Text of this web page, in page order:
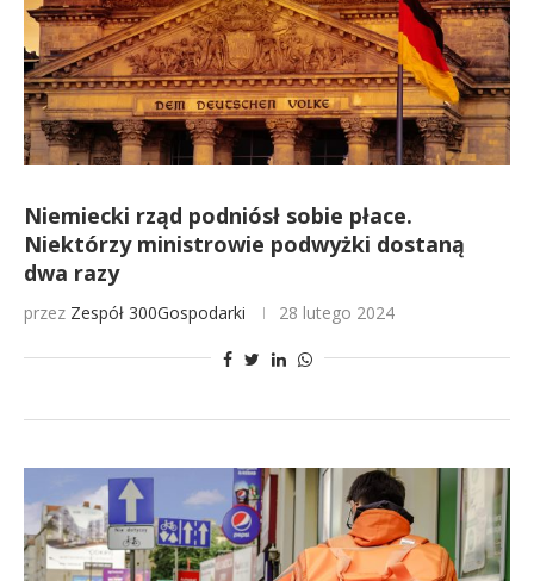
Niemiecki rząd podniósł sobie płace.
Niektórzy ministrowie podwyżki dostaną
dwa razy
przez Zespół 300Gospodarki 28 lutego 2024